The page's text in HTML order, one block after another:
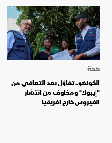
صحة
الكونغو.. تفاؤل بعد التعافي من
"إيبولا" ومخاوف من انتشار
الفيروس خارج إفريقيا